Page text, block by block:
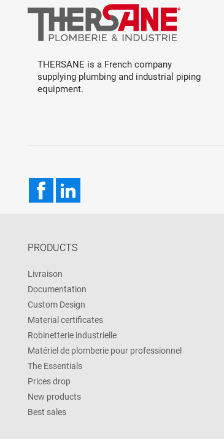
THERSANE is a French company
supplying plumbing and industrial piping
equipment.
Facebook
PRODUCTS
Livraison
Documentation
Custom Design
Material certificates
Robinetterie industrielle
Matériel de plomberie pour professionnel
The Essentials
Prices drop
New products
Best sales